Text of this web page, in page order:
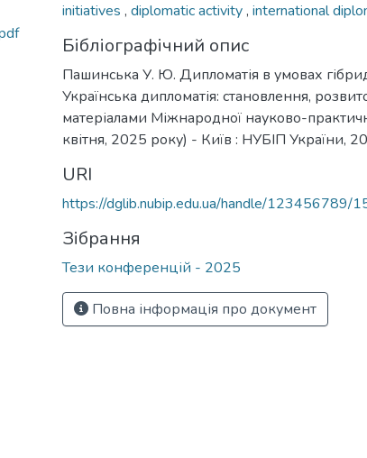
initiatives , diplomatic activity, international
Бібліографічний опис
Пашинська У. Ю. Дипломатія в умовах
Українська дипломатія: становлення,
матеріалами Міжнародної науково-
квітня, 2025 року) - Київ : НУБІП України,
URI
https://dglib.nubip.edu.ua/handle/123456789/
Зібрання
Тези конференцій - 2025
Повна інформація про документ